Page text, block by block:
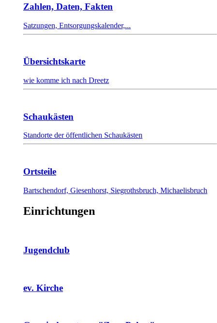
Zahlen, Daten, Fakten
Satzungen, Entsorgungskalender,...
Übersichtskarte
wie komme ich nach Dreetz
Schaukästen
Standorte der öffentlichen Schaukästen
Ortsteile
Bartschendorf, Giesenhorst, Siegrothsbruch, Michaelisbruch
Einrichtungen
Jugendclub
ev. Kirche